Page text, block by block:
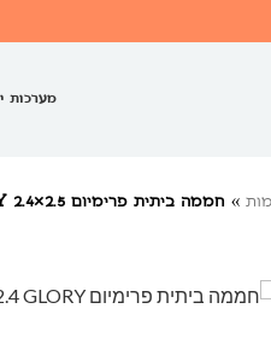
מערכות
» חממה ביתית פרימיום 2.5×2.4 GLORY